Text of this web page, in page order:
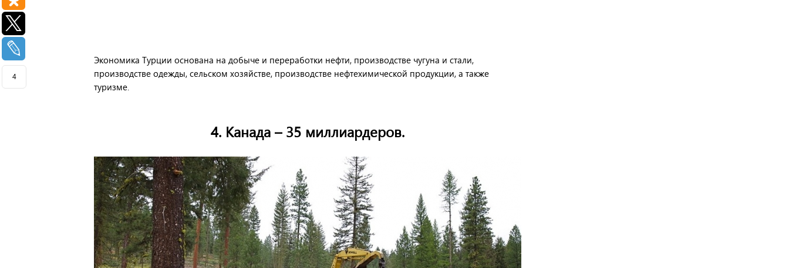
4
Экономика Турции основана на добыче и переработки нефти, производстве чугуна и стали,
производстве одежды, сельском хозяйстве, производстве нефтехимической продукции, а также
туризме.
4. Канада – 35 миллиардеров.